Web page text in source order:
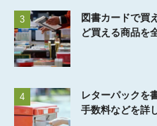
3
図書カードで買
ど買える商品を
4
レターパックを
手数料などを詳